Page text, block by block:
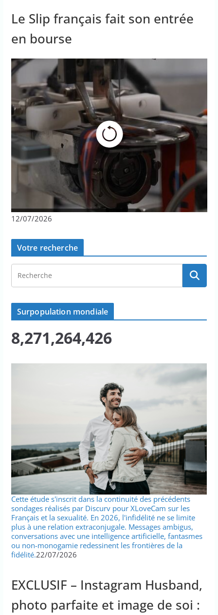
Le Slip français fait son entrée
en bourse
12/07/2026
Votre recherche
Surpopulation mondiale
8,271,264,426
Cette étude s'inscrit dans la continuité des précédents
sondages réalisés par Discurv pour XLoveCam sur les
Français et la sexualité. En 2026, l'infidélité ne se limite
plus à une relation extraconjugale. Messages ambigus,
conversations avec une intelligence artificielle, fantasmes
ou non-monogamie redessinent les frontières de la
fidélité.22/07/2026
EXCLUSIF – Instagram Husband,
photo parfaite et image de soi :